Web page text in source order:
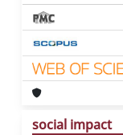
social impact